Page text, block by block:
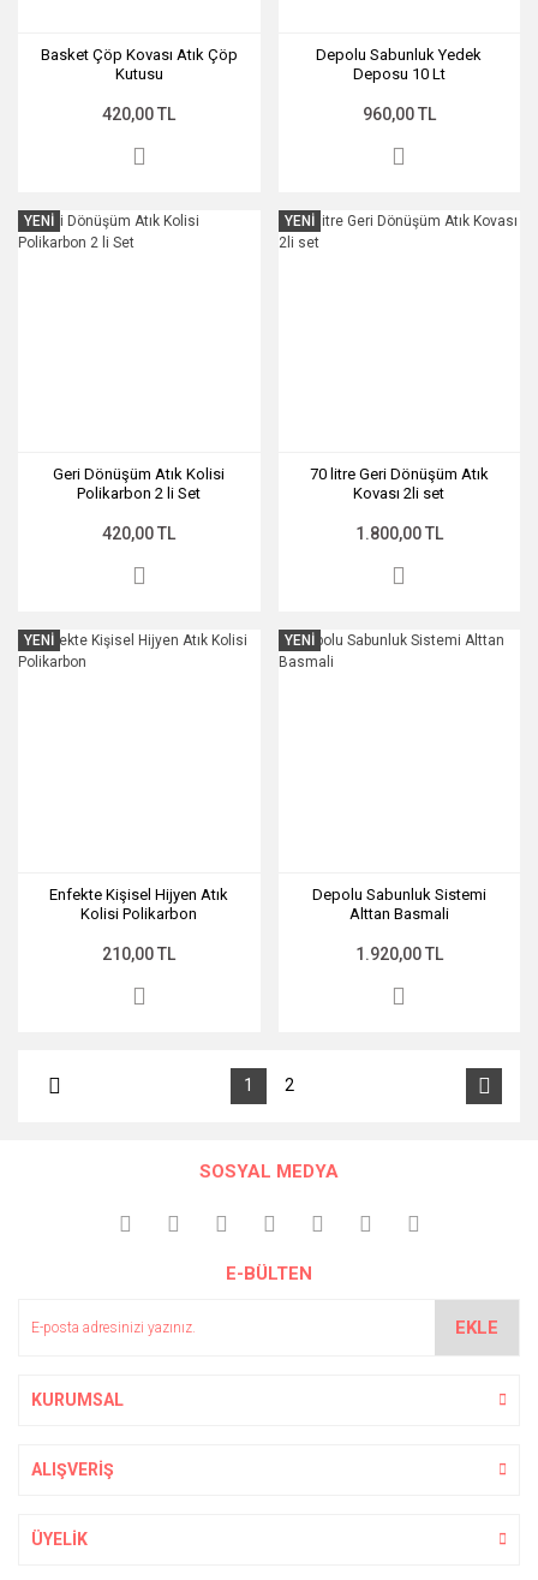
Basket Çöp Kovası Atık Çöp
Kutusu
420,00 TL
Depolu Sabunluk Yedek
Deposu 10 Lt
960,00 TL
YENİ
Geri Dönüşüm Atık Kolisi
Polikarbon 2 li Set
420,00 TL
YENİ
70 litre Geri Dönüşüm Atık
Kovası 2li set
1.800,00 TL
YENİ
Enfekte Kişisel Hijyen Atık
Kolisi Polikarbon
210,00 TL
YENİ
Depolu Sabunluk Sistemi
Alttan Basmali
1.920,00 TL
1 2
SOSYAL MEDYA
E-BÜLTEN
EKLE
KURUMSAL
ALIŞVERİŞ
ÜYELİK